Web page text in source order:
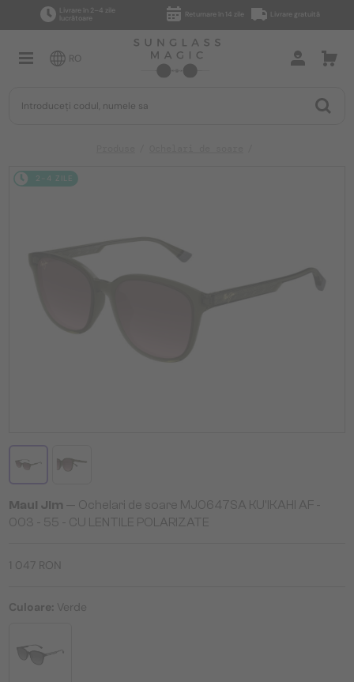
Livrare în 2–4 zile
lucrătoare
Returnare în 14 zile Livrare gratuită
RO
2-4 ZILE
Maui Jim — Ochelari de soare MJ0647SA KU'IKAHI AF -
003 - 55 - CU LENTILE POLARIZATE
1 047 RON
Culoare: Verde